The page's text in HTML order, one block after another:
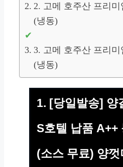
2. 고메 호주산 프리
(냉동)
3. 고메 호주산 프리
(냉동)
1. [당일발송] 양
S호텔 납품 A++
(소스 무료) 양